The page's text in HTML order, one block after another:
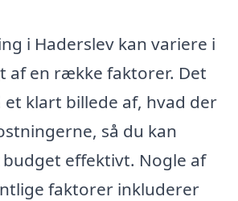
i Haderslev kan variere i
af en række faktorer. Det
klart billede af, hvad der
så du kan
effektivt. Nogle af
faktorer inkluderer